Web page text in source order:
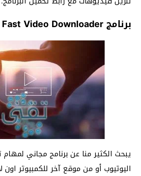
برنامج Fast Video Downloader
يبحث الكثير منا عن برنامج مجاني
اليوتيوب أو من موقع آخر للكمبيوتر